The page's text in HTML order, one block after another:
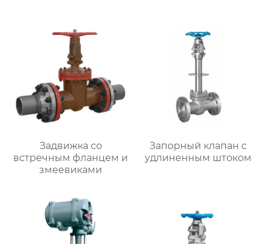
Задвижка со
встречным фланцем и
змеевиками
Запорный клапан с
удлиненным штоком